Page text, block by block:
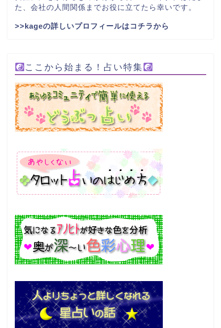
た、会社の人間関係までお役に立てたら幸いです。
>>kageの詳しいプロフィールはコチラから
ここから始まる！占い特集